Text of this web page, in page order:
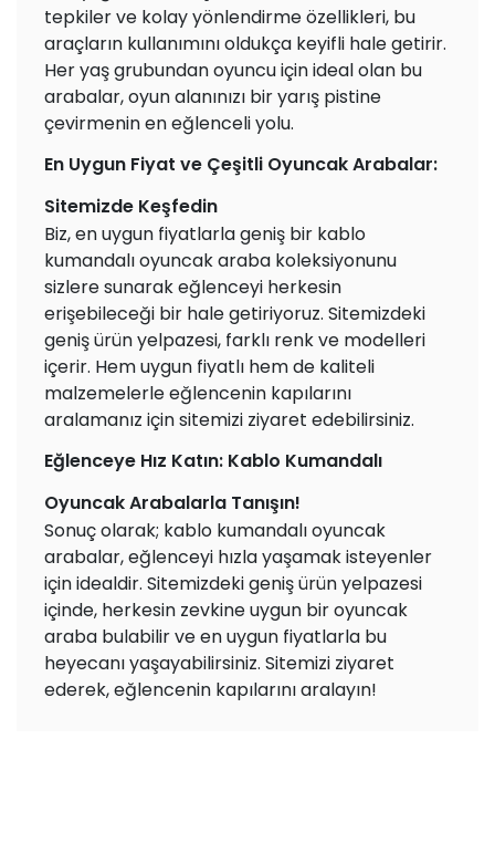
tepkiler ve kolay yönlendirme özellikleri, bu
araçların kullanımını oldukça keyifli hale getirir.
Her yaş grubundan oyuncu için ideal olan bu
arabalar, oyun alanınızı bir yarış pistine
çevirmenin en eğlenceli yolu.
En Uygun Fiyat ve Çeşitli Oyuncak Arabalar:
Sitemizde Keşfedin
Biz, en uygun fiyatlarla geniş bir kablo
kumandalı oyuncak araba koleksiyonunu
sizlere sunarak eğlenceyi herkesin
erişebileceği bir hale getiriyoruz. Sitemizdeki
geniş ürün yelpazesi, farklı renk ve modelleri
içerir. Hem uygun fiyatlı hem de kaliteli
malzemelerle eğlencenin kapılarını
aralamanız için sitemizi ziyaret edebilirsiniz.
Eğlenceye Hız Katın: Kablo Kumandalı
Oyuncak Arabalarla Tanışın!
Sonuç olarak; kablo kumandalı oyuncak
arabalar, eğlenceyi hızla yaşamak isteyenler
için idealdir. Sitemizdeki geniş ürün yelpazesi
içinde, herkesin zevkine uygun bir oyuncak
araba bulabilir ve en uygun fiyatlarla bu
heyecanı yaşayabilirsiniz. Sitemizi ziyaret
ederek, eğlencenin kapılarını aralayın!